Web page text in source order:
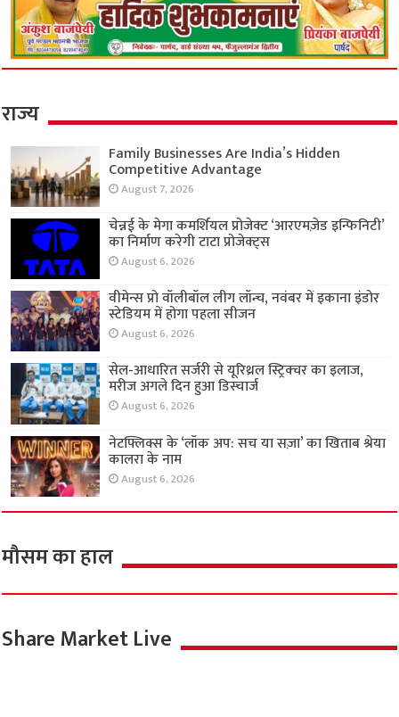
राज्य
Family Businesses Are India’s Hidden
Competitive Advantage
August 7, 2026
चेन्नई के मेगा कमर्शियल प्रोजेक्ट ‘आरएमज़ेड इन्फिनिटी’
का निर्माण करेगी टाटा प्रोजेक्ट्स
August 6, 2026
वीमेन्स प्रो वॉलीबॉल लीग लॉन्च, नवंबर में इकाना इंडोर
स्टेडियम में होगा पहला सीजन
August 6, 2026
सेल-आधारित सर्जरी से यूरिथ्रल स्ट्रिक्चर का इलाज,
मरीज अगले दिन हुआ डिस्चार्ज
August 6, 2026
नेटफ्लिक्स के ‘लॉक अप: सच या सज़ा’ का खिताब श्रेया
कालरा के नाम
August 6, 2026
मौसम का हाल
Share Market Live